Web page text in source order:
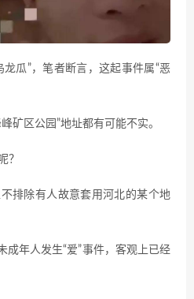
龙瓜”，笔者断言，这起事件属“恶
矿区公园”地址都有可能不实。
？
排除有人故意套用河北的某个地
成年人发生“爱”事件，客观上已经